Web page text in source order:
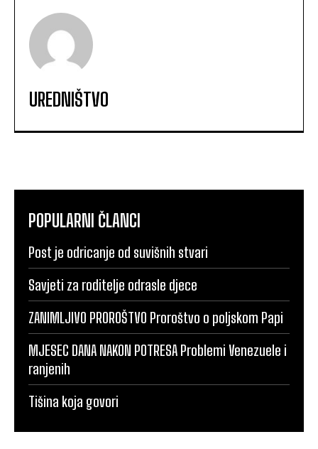
UREDNIŠTVO
POPULARNI ČLANCI
Post je odricanje od suvišnih stvari
Savjeti za roditelje odrasle djece
ZANIMLJIVO PROROŠTVO Proroštvo o poljskom Papi
MJESEC DANA NAKON POTRESA Problemi Venezuele i
ranjenih
Tišina koja govori